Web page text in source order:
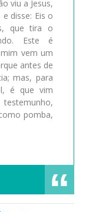
viu a Jesus,
disse: Eis o
que tira o
Este é
vem um
antes de
mas, para
é que vim
pomba,